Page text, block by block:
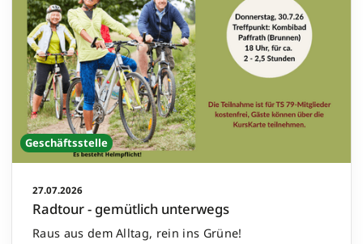
Geschäftsstelle
27.07.2026
Radtour - gemütlich unterwegs
Raus aus dem Alltag, rein ins Grüne!